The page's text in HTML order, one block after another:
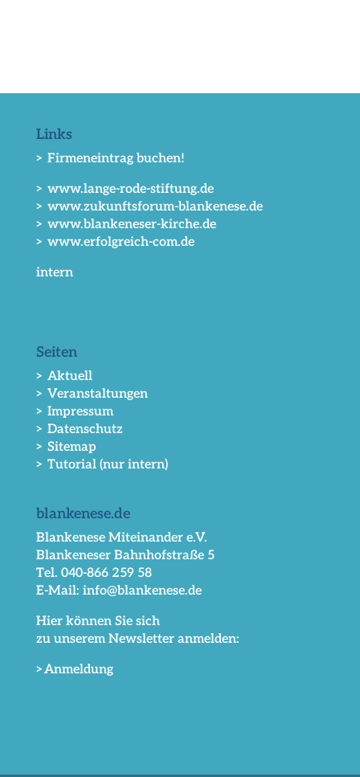
Links
> Firmeneintrag buchen!
> www.lange-rode-stiftung.de
> www.zukunftsforum-blankenese.de
> www.blankeneser-kirche.de
> www.erfolgreich-com.de
intern
Seiten
> Aktuell
> Veranstaltungen
> Impressum
> Datenschutz
> Sitemap
> Tutorial (nur intern)
blankenese.de
Blankenese Miteinander e.V.
Blankeneser Bahnhofstraße 5
Tel. 040-866 259 58
E-Mail: info@blankenese.de
Hier können Sie sich
zu unserem Newsletter anmelden:
>Anmeldung